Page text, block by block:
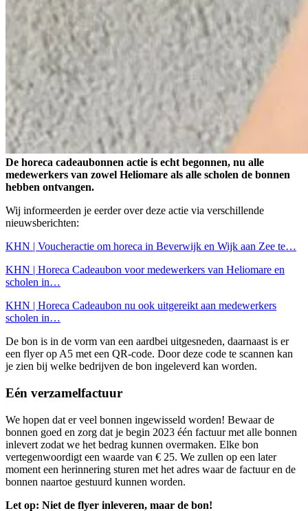
De horeca cadeaubonnen actie is echt begonnen, nu alle
medewerkers van zowel Heliomare als alle scholen de bonnen
hebben ontvangen.
Wij informeerden je eerder over deze actie via verschillende
nieuwsberichten:
KHN | Voucheractie om horeca in Beverwijk en Wijk aan Zee te…
KHN | Horeca Cadeaubon voor medewerkers van Heliomare en
scholen in…
KHN | Horeca Cadeaubon nu ook uitgereikt aan medewerkers
scholen in…
De bon is in de vorm van een aardbei uitgesneden, daarnaast is er
een flyer op A5 met een QR-code. Door deze code te scannen kan
je zien bij welke bedrijven de bon ingeleverd kan worden.
Eén verzamelfactuur
We hopen dat er veel bonnen ingewisseld worden! Bewaar de
bonnen goed en zorg dat je begin 2023 één factuur met alle bonnen
inlevert zodat we het bedrag kunnen overmaken. Elke bon
vertegenwoordigt een waarde van € 25. We zullen op een later
moment een herinnering sturen met het adres waar de factuur en de
bonnen naartoe gestuurd kunnen worden.
Let op: Niet de flyer inleveren, maar de bon!